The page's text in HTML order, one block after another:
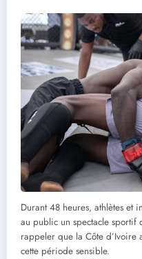
Durant 48 heures, athlètes et
au public un spectacle sportif
rappeler que la Côte d’Ivoire
cette période sensible.